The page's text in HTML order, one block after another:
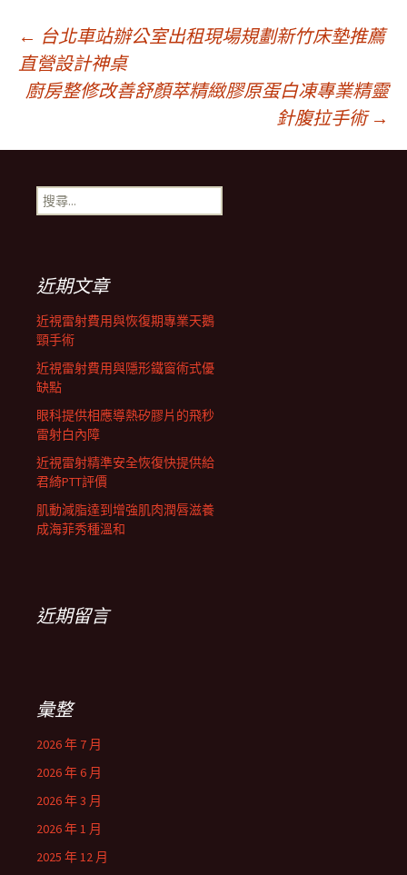
文
章
導
航
列
← 台北車站辦公室出租現場規劃新竹床墊推薦
直營設計神桌
廚房整修改善舒顏萃精緻膠原蛋白凍專業精靈
針腹拉手術 →
搜
尋
近期文章
近視雷射費用與恢復期專業天鵝
頸手術
近視雷射費用與隱形鐵窗術式優
缺點
眼科提供相應導熱矽膠片的飛秒
雷射白內障
近視雷射精準安全恢復快提供給
君綺PTT評價
肌動減脂達到增強肌肉潤唇滋養
成海菲秀種溫和
近期留言
彙整
2026 年 7 月
2026 年 6 月
2026 年 3 月
2026 年 1 月
2025 年 12 月